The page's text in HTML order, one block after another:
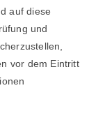
auf diese
und
vor dem Eintritt